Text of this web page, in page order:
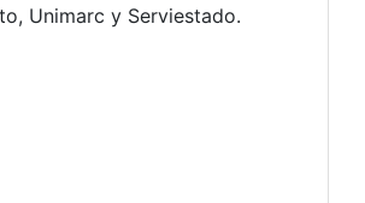
Unimarc y Serviestado.